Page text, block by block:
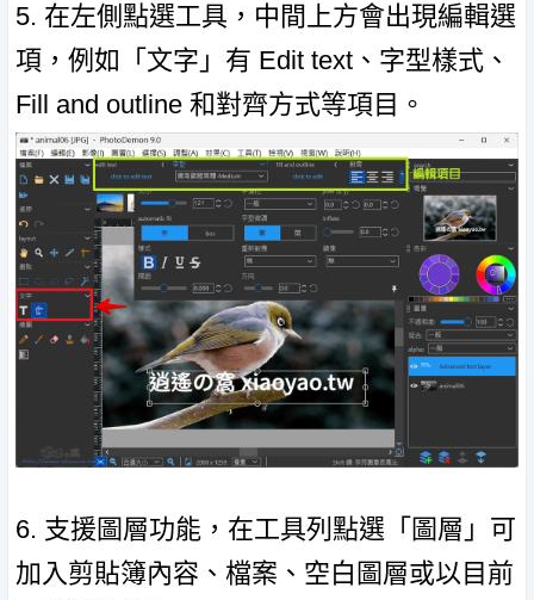
5. 在左側點選工具，中間上方會出現編輯選
項，例如「文字」有 Edit text、字型樣式、
Fill and outline 和對齊方式等項目。
6. 支援圖層功能，在工具列點選「圖層」可
加入剪貼簿內容、檔案、空白圖層或以目前